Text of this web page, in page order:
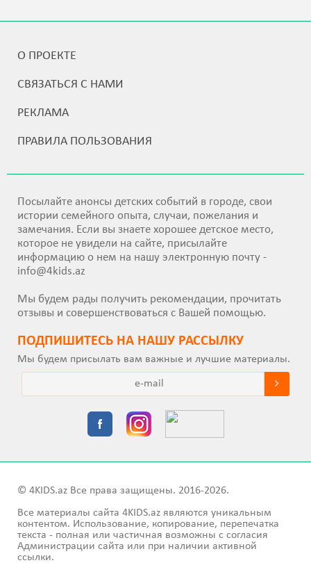
О ПРОЕКТЕ
СВЯЗАТЬСЯ С НАМИ
РЕКЛАМА
ПРАВИЛА ПОЛЬЗОВАНИЯ
Посылайте анонсы детских событий в городе, свои
истории семейного опыта, случаи, пожелания и
замечания. Если вы знаете хорошее детское место,
которое не увидели на сайте, присылайте
информацию о нем на нашу электронную почту -
info@4kids.az
Мы будем рады получить рекомендации, прочитать
отзывы и совершенствоваться с Вашей помощью.
ПОДПИШИТEСЬ НА НАШУ РАССЫЛКУ
Мы будем присылать вам важные и лучшие материалы.
© 4KIDS.az Все права защищены. 2016-2026.
Все материалы сайта 4KIDS.az являются уникальным
контентом. Использование, копирование, перепечатка
текста - полная или частичная возможны с согласия
Администрации сайта или при наличии активной
ссылки.